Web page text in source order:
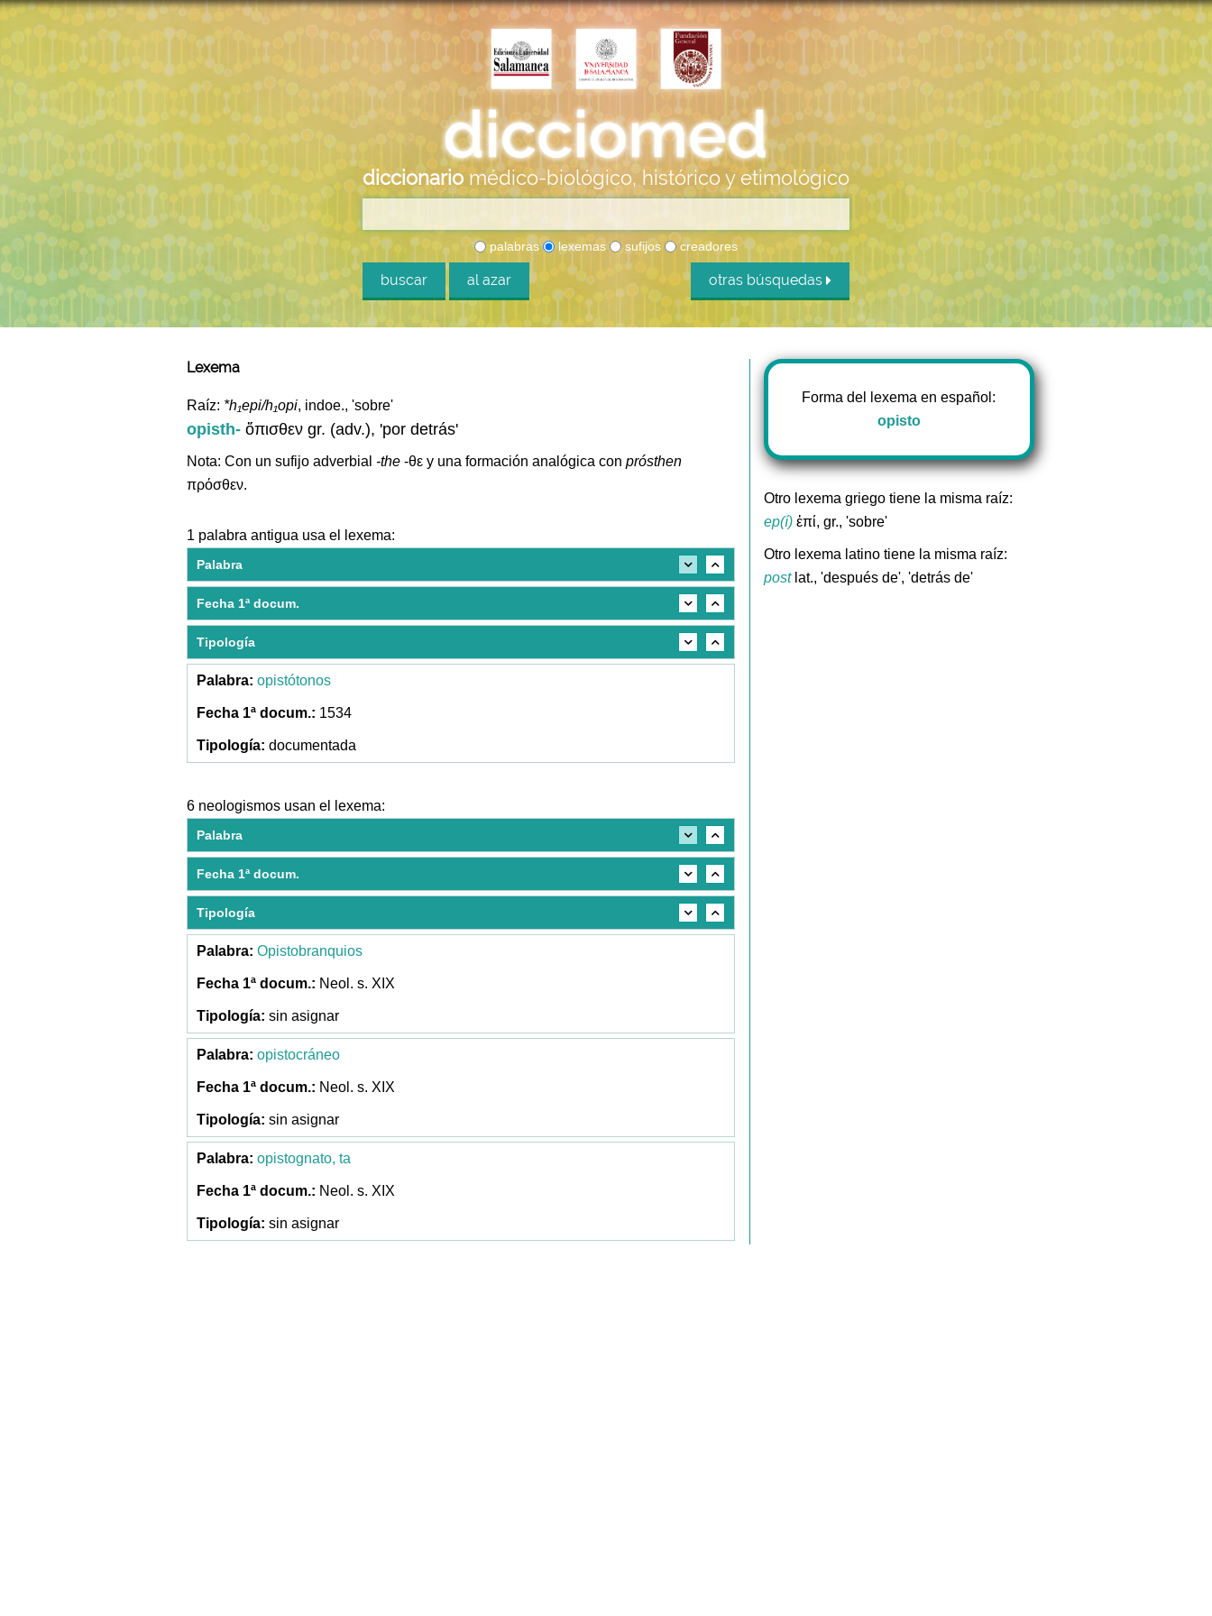
diccionario médico-biológico, histórico y etimológico
palabras lexemas sufijos creadores
buscar al azar otras búsquedas
Lexema
Raíz: *h₁epi/h₁opi, indoe., 'sobre'
opisth- ὄπισθεν gr. (adv.), 'por detrás'
Nota: Con un sufijo adverbial -the -θε y una formación analógica con prósthen
πρόσθεν.
1 palabra antigua usa el lexema:
Palabra
Fecha 1ª docum.
Tipología
opistótonos
1534
documentada
6 neologismos usan el lexema:
Palabra
Fecha 1ª docum.
Tipología
Opistobranquios
Neol. s. XIX
sin asignar
opistocráneo
Neol. s. XIX
sin asignar
opistognato, ta
Neol. s. XIX
sin asignar
Forma del lexema en español:
opisto
Otro lexema griego tiene la misma raíz:
ep(í)ἐπί, gr., 'sobre'
Otro lexema latino tiene la misma raíz:
postlat., 'después de', 'detrás de'